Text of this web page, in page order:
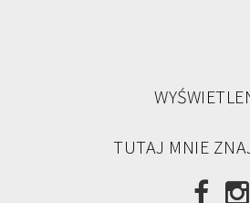
TUTAJ MNIE